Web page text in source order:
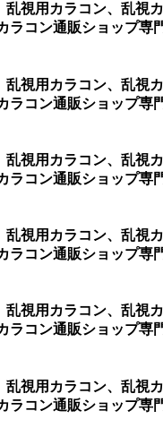
乱視用カラコン、乱視
コン通販ショップ専
乱視用カラコン、乱視
コン通販ショップ専
乱視用カラコン、乱視
コン通販ショップ専
乱視用カラコン、乱視
コン通販ショップ専
乱視用カラコン、乱視
コン通販ショップ専
乱視用カラコン、乱視
コン通販ショップ専